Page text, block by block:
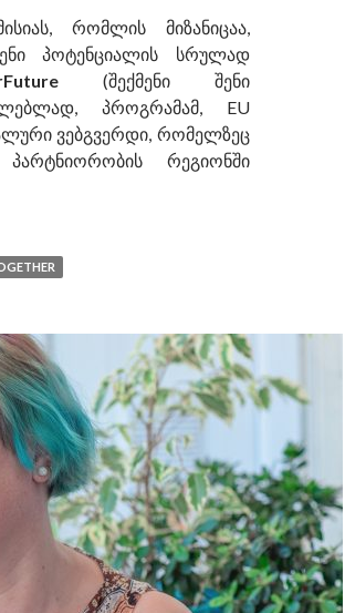
რომლის მიზანიცაა,
პოტენციალის სრულად
(შექმენი შენი
პროგრამამ, EU
ვებგვერდი, რომელზეც
რეგიონში
ადგილი, სადაც ევროკავშირის